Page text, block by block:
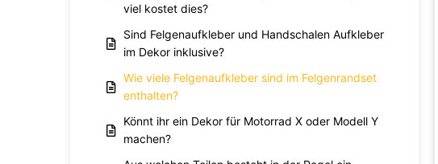
viel kostet dies?
Sind Felgenaufkleber und Handschalen Aufkleber
im Dekor inklusive?
Wie viele Felgenaufkleber sind im Felgenrandset
enthalten?
Könnt ihr ein Dekor für Motorrad X oder Modell Y
machen?